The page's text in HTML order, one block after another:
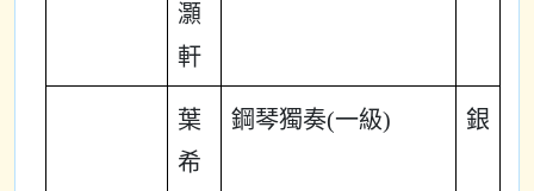
灝
軒
葉
希
鋼琴獨奏(一級) 銀